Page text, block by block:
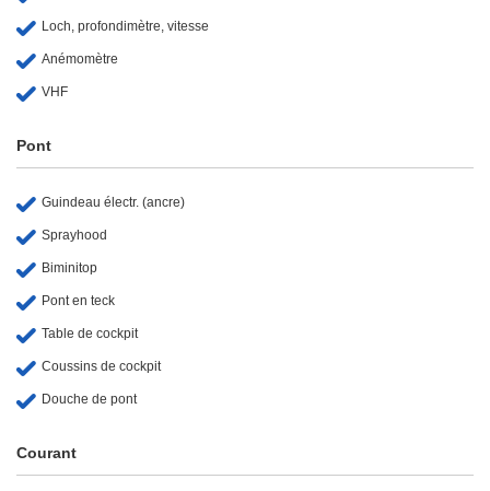
Loch, profondimètre, vitesse
Anémomètre
VHF
Pont
Guindeau électr. (ancre)
Sprayhood
Biminitop
Pont en teck
Table de cockpit
Coussins de cockpit
Douche de pont
Courant